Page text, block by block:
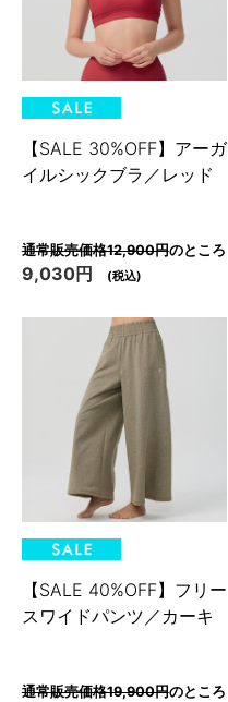
【SALE 30%OFF】アーガ
イルシックブラ／レッド
通常販売価格12,900円のところ
9,030円 (税込)
【SALE 40%OFF】フリー
スワイドパンツ／カーキ
通常販売価格19,900円のところ